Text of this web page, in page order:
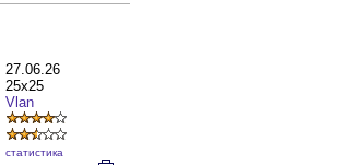
27.06.26
25x25
Vlan
cтатистика